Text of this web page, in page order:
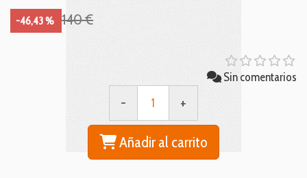
-46,43 % 140 €
Sin comentarios
- +
Añadir al carrito